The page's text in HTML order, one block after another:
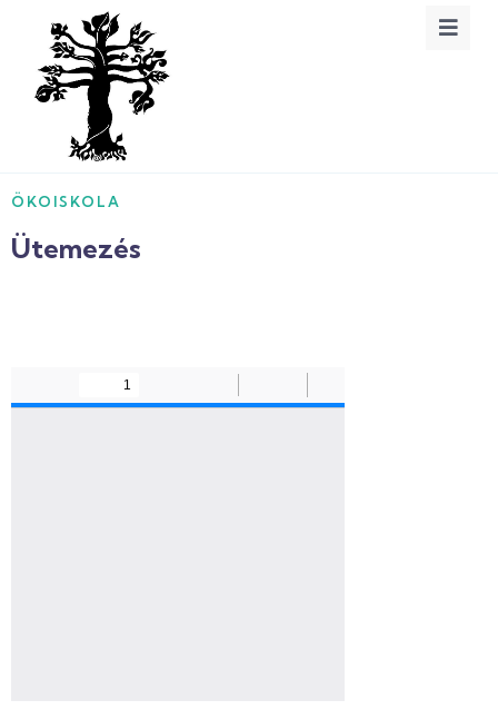
ÖKOISKOLA
Ütemezés